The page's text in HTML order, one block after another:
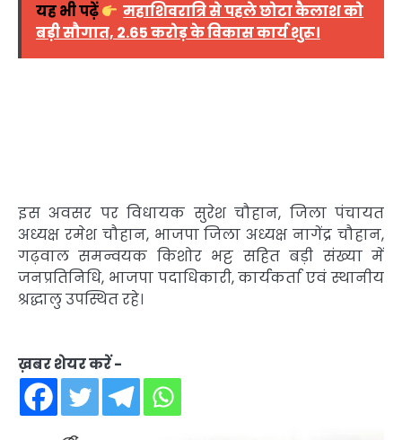
यह भी पढ़ें
महाशिवरात्रि से पहले छोटा कैलाश को
बड़ी सौगात, 2.65 करोड़ के विकास कार्य शुरू।
इस अवसर पर विधायक सुरेश चौहान, जिला पंचायत
अध्यक्ष रमेश चौहान, भाजपा जिला अध्यक्ष नागेंद्र चौहान,
गढ़वाल समन्वयक किशोर भट्ट सहित बड़ी संख्या में
जनप्रतिनिधि, भाजपा पदाधिकारी, कार्यकर्ता एवं स्थानीय
श्रद्धालु उपस्थित रहे।
ख़बर शेयर करें -